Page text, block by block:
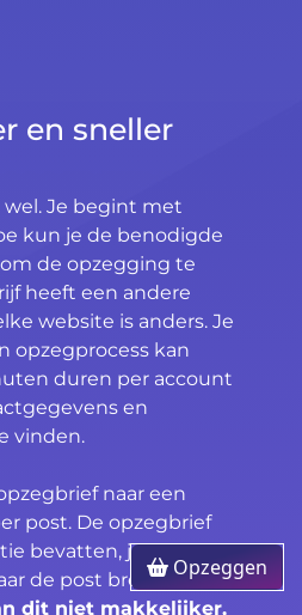
Opzeggen
en sneller
Je begint met
kun je de benodigde
de opzegging te
heeft een andere
website is anders. Je
opzegprocess kan
duren per account
en
vinden.
naar een
post. De opzegbrief
bevatten, je moet
de post brengen. Het
dit niet makkelijker,